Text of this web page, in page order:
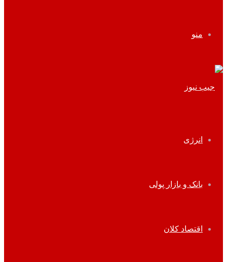
منو
انرژی
بانک و بازار پولی
اقتصاد کلان